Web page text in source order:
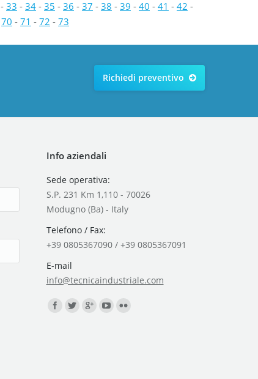
- 33 - 34 - 35 - 36 - 37 - 38 - 39 - 40 - 41 - 42 -
70 - 71 - 72 - 73
Richiedi preventivo
Info aziendali
Sede operativa:
S.P. 231 Km 1,110 - 70026
Modugno (Ba) - Italy
Telefono / Fax:
+39 0805367090 / +39 0805367091
E-mail
info@tecnicaindustriale.com
Find us on: